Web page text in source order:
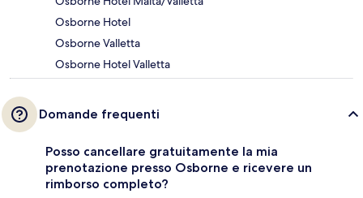
Osborne Hotel
Osborne Valletta
Osborne Hotel Valletta
Domande frequenti
Posso cancellare gratuitamente la mia
prenotazione presso Osborne e ricevere un
rimborso completo?